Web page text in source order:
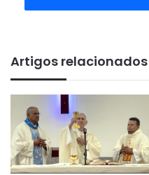
Artigos relacionados